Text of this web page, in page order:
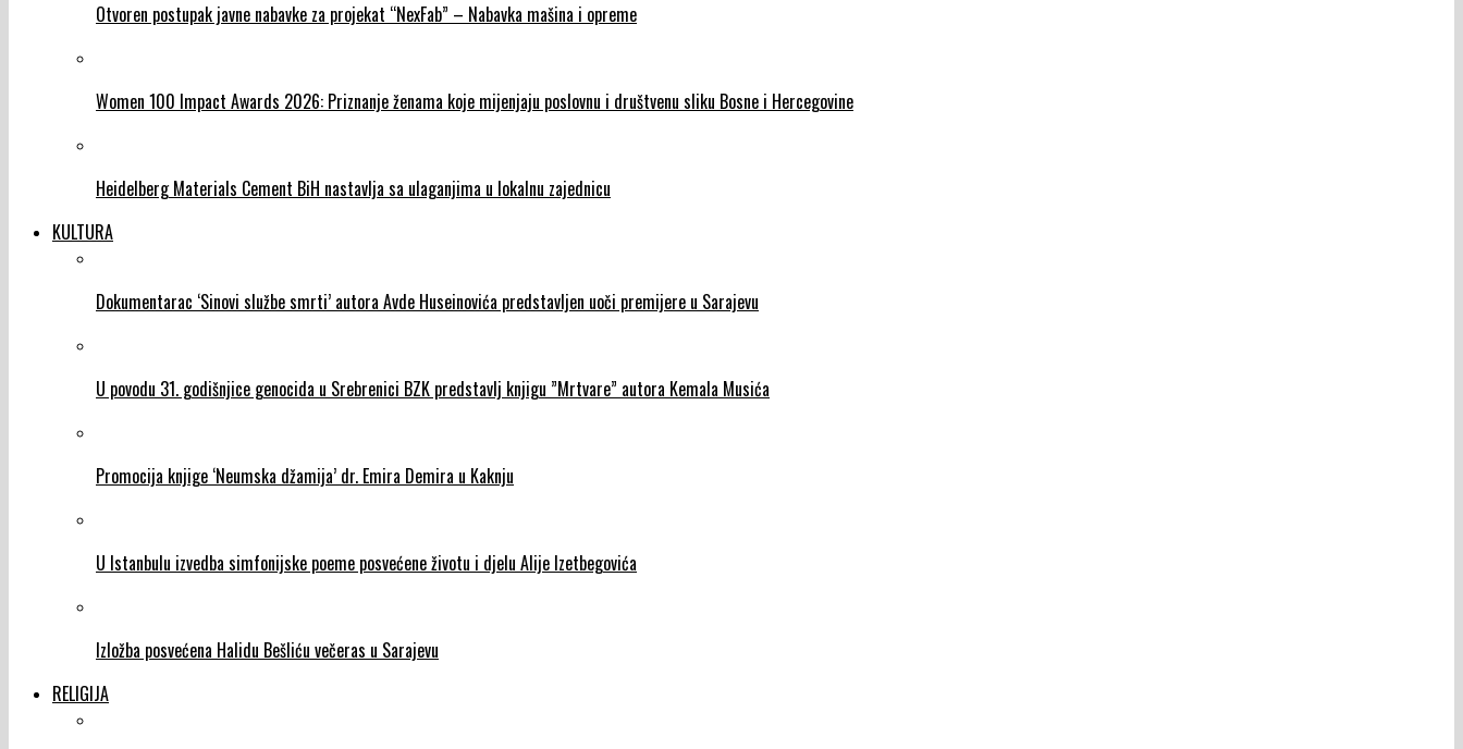
Otvoren postupak javne nabavke za projekat “NexFab” – Nabavka mašina i opreme
Women 100 Impact Awards 2026: Priznanje ženama koje mijenjaju poslovnu i društvenu sliku Bosne i Hercegovine
Heidelberg Materials Cement BiH nastavlja sa ulaganjima u lokalnu zajednicu
KULTURA
Dokumentarac ‘Sinovi službe smrti’ autora Avde Huseinovića predstavljen uoči premijere u Sarajevu
U povodu 31. godišnjice genocida u Srebrenici BZK predstavlj knjigu ”Mrtvare” autora Kemala Musića
Promocija knjige ‘Neumska džamija’ dr. Emira Demira u Kaknju
U Istanbulu izvedba simfonijske poeme posvećene životu i djelu Alije Izetbegovića
Izložba posvećena Halidu Bešliću večeras u Sarajevu
RELIGIJA